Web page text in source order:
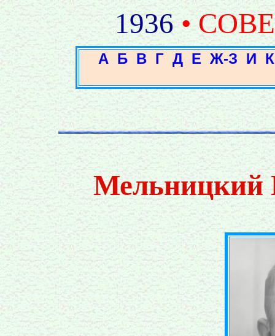
1936 •
А Б В Г Д Е Ж-З И К
Мельницкий